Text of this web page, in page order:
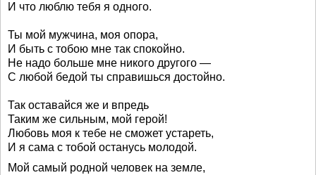
И что люблю тебя я одного.
Ты мой мужчина, моя опора,
И быть с тобою мне так спокойно.
Не надо больше мне никого другого —
С любой бедой ты справишься достойно.
Так оставайся же и впредь
Таким же сильным, мой герой!
Любовь моя к тебе не сможет устареть,
И я сама с тобой останусь молодой.
Мой самый родной человек на земле,